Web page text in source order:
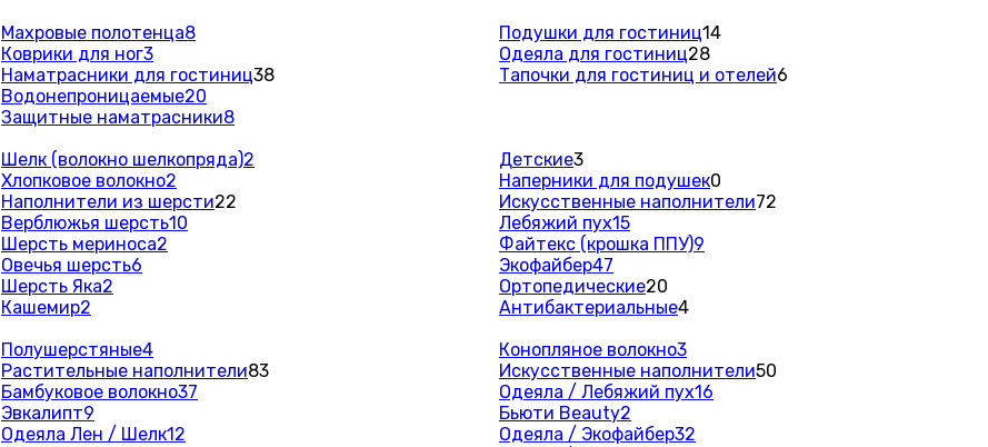
Махровые полотенца8
Коврики для ног3
Наматрасники для гостиниц38
Водонепроницаемые20
Защитные наматрасники8
Подушки для гостиниц14
Одеяла для гостиниц28
Тапочки для гостиниц и отелей6
Шелк (волокно шелкопряда)2
Хлопковое волокно2
Наполнители из шерсти22
Верблюжья шерсть10
Шерсть мериноса2
Овечья шерсть6
Шерсть Яка2
Кашемир2
Детские3
Наперники для подушек0
Искусственные наполнители72
Лебяжий пух15
Файтекс (крошка ППУ)9
Экофайбер47
Ортопедические20
Антибактериальные4
Полушерстяные4
Растительные наполнители83
Бамбуковое волокно37
Эвкалипт9
Одеяла Лен / Шелк12
Конопляное волокно3
Искусственные наполнители50
Одеяла / Лебяжий пух16
Бьюти Beauty2
Одеяла / Экофайбер32